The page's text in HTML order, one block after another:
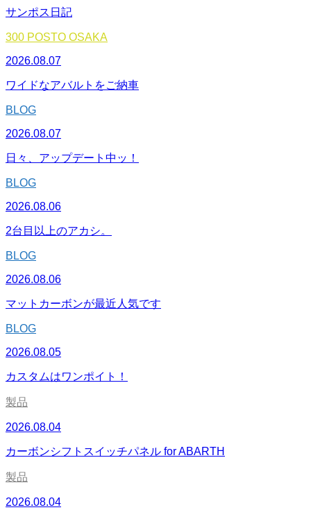
サンポス日記
300 POSTO OSAKA
2026.08.07
ワイドなアバルトをご納車
BLOG
2026.08.07
日々、アップデート中ッ！
BLOG
2026.08.06
2台目以上のアカシ。
BLOG
2026.08.06
マットカーボンが最近人気です
BLOG
2026.08.05
カスタムはワンポイト！
製品
2026.08.04
カーボンシフトスイッチパネル for ABARTH
製品
2026.08.04